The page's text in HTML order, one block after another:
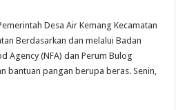
Desa Air Kemang Kecamatan
Berdasarkan dan melalui Badan
Agency (NFA) dan Perum Bulog
bantuan pangan berupa beras. Senin,